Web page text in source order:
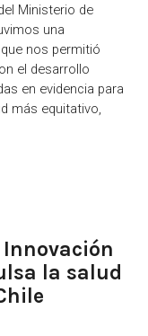
Ministerio de
una
nos permitió
el desarrollo
en evidencia para
más equitativo,
Innovación
la salud